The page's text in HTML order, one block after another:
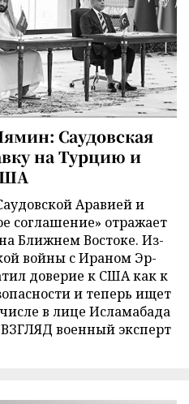
Саудовская
на Турцию и
Аравией и
соглашение» отражает
Ближнем Востоке. Из-
войны с Ираном Эр-
доверие к США как к
и теперь ищет
в лице Исламабада
военный эксперт